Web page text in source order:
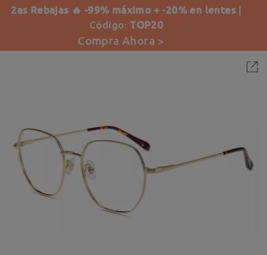
2as Rebajas 🔥 -99% máximo + -20% en lentes |
Código:TOP20
Compra Ahora >